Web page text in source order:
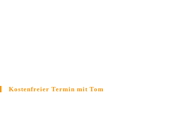
Kostenfreier Termin mit Tom